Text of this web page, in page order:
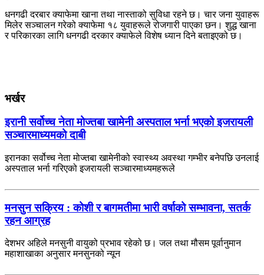
धनगढी दरबार क्याफेमा खाना तथा नास्ताको सुविधा रहने छ। चार जना युवाहरू
मिलेर सञ्चालन गरेको क्याफेमा १८ युवाहरूले रोजगारी पाएका छन। शुद्ध खाना
र परिकारका लागि धनगढी दरकार क्याफेले विशेष ध्यान दिने बताइएको छ।
भर्खर
इरानी सर्वोच्च नेता मोज्तबा खामेनी अस्पताल भर्ना भएको इजरायली
सञ्चारमाध्यमको दाबी
इरानका सर्वोच्च नेता मोज्तबा खामेनीको स्वास्थ्य अवस्था गम्भीर बनेपछि उनलाई
अस्पताल भर्ना गरिएको इजरायली सञ्चारमाध्यमहरूले
मनसुन सक्रिय : कोशी र बागमतीमा भारी वर्षाको सम्भावना, सतर्क
रहन आग्रह
देशभर अहिले मनसुनी वायुको प्रभाव रहेको छ। जल तथा मौसम पूर्वानुमान
महाशाखाका अनुसार मनसुनको न्यून